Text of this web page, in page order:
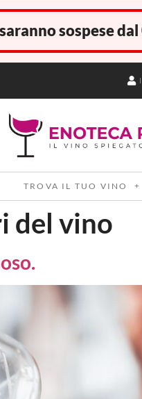
sospese
TROVA IL TUO VINO
del vino